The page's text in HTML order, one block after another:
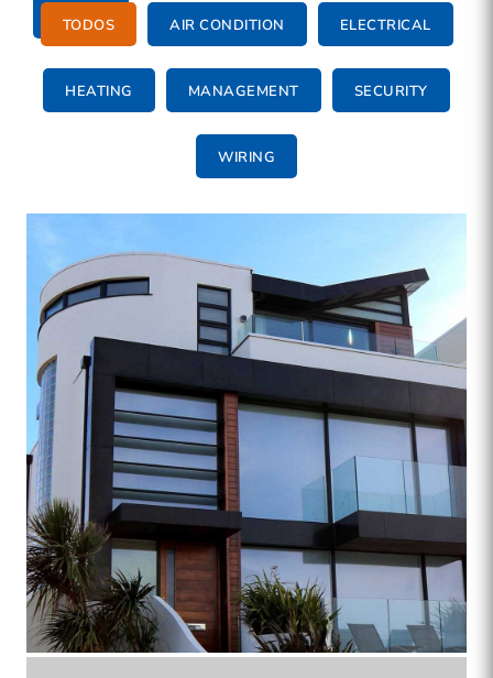
TODOS AIR CONDITION ELECTRICAL
HEATING MANAGEMENT SECURITY
WIRING